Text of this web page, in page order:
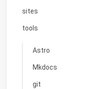
sites
tools
Astro
Mkdocs
git